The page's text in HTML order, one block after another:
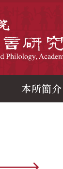
本所簡介